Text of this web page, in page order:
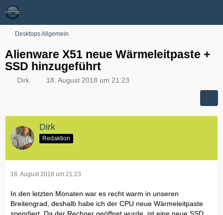
Desktops Allgemein
Alienware X51 neue Wärmeleitpaste +
SSD hinzugeführt
Dirk 18. August 2018 um 21:23
Dirk
Redaktion
18. August 2018 um 21:23
In den letzten Monaten war es recht warm in unseren
Breitengrad, deshalb habe ich der CPU neue Wärmeleitpaste
spendiert. Da der Rechner geöffnet wurde, ist eine neue SSD